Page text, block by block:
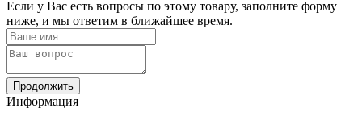
Если у Вас есть вопросы по этому товару, заполните форму
ниже, и мы ответим в ближайшее время.
Продолжить
Информация